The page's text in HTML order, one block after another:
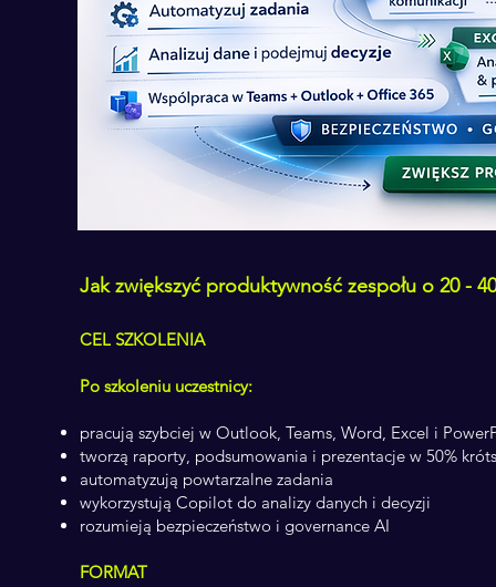
Jak zwiększyć produktywność zespołu o 20 -
CEL SZKOLENIA
Po szkoleniu uczestnicy:
pracują szybciej w Outlook, Teams, Word, Excel i
tworzą raporty, podsumowania i prezentacje w 50%
automatyzują powtarzalne zadania
wykorzystują Copilot do analizy danych i decyzji
rozumieją bezpieczeństwo i governance AI
FORMAT